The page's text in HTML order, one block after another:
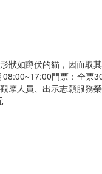
如蹲伏的貓，因而取
門票：全票
摩人員、出示志願服務